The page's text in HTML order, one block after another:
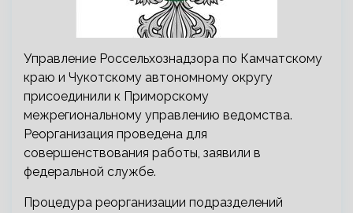
Управление Россельхознадзора по Камчатскому
краю и Чукотскому автономному округу
присоединили к Приморскому
межрегиональному управлению ведомства.
Реорганизация проведена для
совершенствования работы, заявили в
федеральной службе.
Процедура реорганизации подразделений